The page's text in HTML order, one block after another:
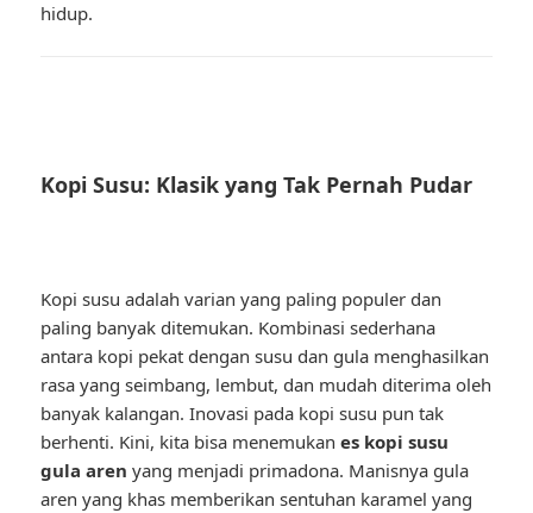
hidup.
Kopi Susu: Klasik yang Tak Pernah Pudar
Kopi susu adalah varian yang paling populer dan
paling banyak ditemukan. Kombinasi sederhana
antara kopi pekat dengan susu dan gula menghasilkan
rasa yang seimbang, lembut, dan mudah diterima oleh
banyak kalangan. Inovasi pada kopi susu pun tak
berhenti. Kini, kita bisa menemukanes kopi susu
gula aren yang menjadi primadona. Manisnya gula
aren yang khas memberikan sentuhan karamel yang